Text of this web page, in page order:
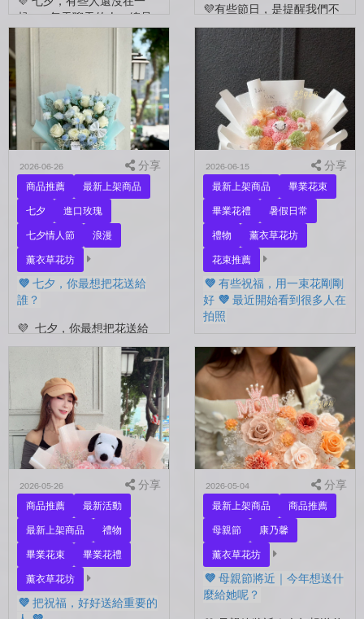
起。 每天聊天的人，總是
秒回的人， 會記得你愛喝什
麼、喜歡什麼的人。 你們
沒有說過喜歡，卻早已習慣
彼此存在。 七夕快到...
💜有些節日，是提醒我們不
要忘了表達愛。 平常的日
子，總是忙著工作、忙著生
活。 那些想說的謝謝、想
說的辛苦了、想說的我愛
你。 常常就這樣，留到了
下...
2026-06-26 分享
商品推薦
最新上架商品
七夕
進口玫瑰
七夕情人節
浪漫
薰衣草花坊
💜 七夕，你最想把花送給
誰？
💜 七夕，你最想把花送給
誰？ 是陪你走過每一天的
另一半，是一直默默支持你
的家人，還是那個努力生活
的自己？ 花，不一定要等
到特別的人才能收到。...
2026-06-15 分享
最新上架商品
畢業花束
畢業花禮
暑假日常
禮物
薰衣草花坊
花束推薦
💜 有些祝福，用一束花剛剛
好 💜 最近開始看到很多人在
拍照
💜 有些祝福，用一束花剛剛
好 💜 最近開始看到很多人
在拍照📷 穿著學士服、抱著
花束，笑著紀錄這段重要的
時光🤍 一路走到現在，一
定有很多不容易。 熬過考
試...
2026-05-26 分享
商品推薦
最新活動
最新上架商品
禮物
畢業花束
畢業花禮
薰衣草花坊
💜 把祝福，好好送給重要的
2026-05-04 分享
最新上架商品
商品推薦
母親節
康乃馨
薰衣草花坊
💜 母親節將近｜今年想送什
麼給她呢？